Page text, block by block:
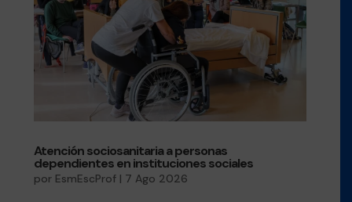
Atención sociosanitaria a personas
dependientes en instituciones sociales
por EsmEscProf | 7 Ago 2026